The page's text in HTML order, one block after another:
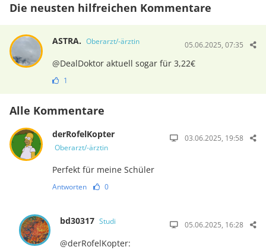
Die neusten hilfreichen Kommentare
ASTRA. Oberarzt/-ärztin 05.06.2025, 07:35
@DealDoktor aktuell sogar für 3,22€
1
Alle Kommentare
derRofelKopter
Oberarzt/-ärztin
03.06.2025, 19:58
Perfekt für meine Schüler
Antworten 0
bd30317 Studi 05.06.2025, 16:28
@derRofelKopter: